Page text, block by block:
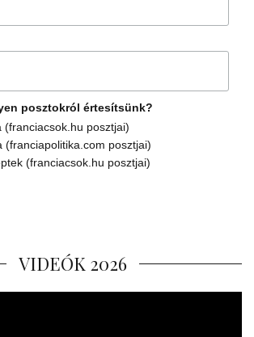
posztokról értesítsünk?
(franciacsok.hu posztjai)
(franciapolitika.com posztjai)
(franciacsok.hu posztjai)
VIDEÓK 2026